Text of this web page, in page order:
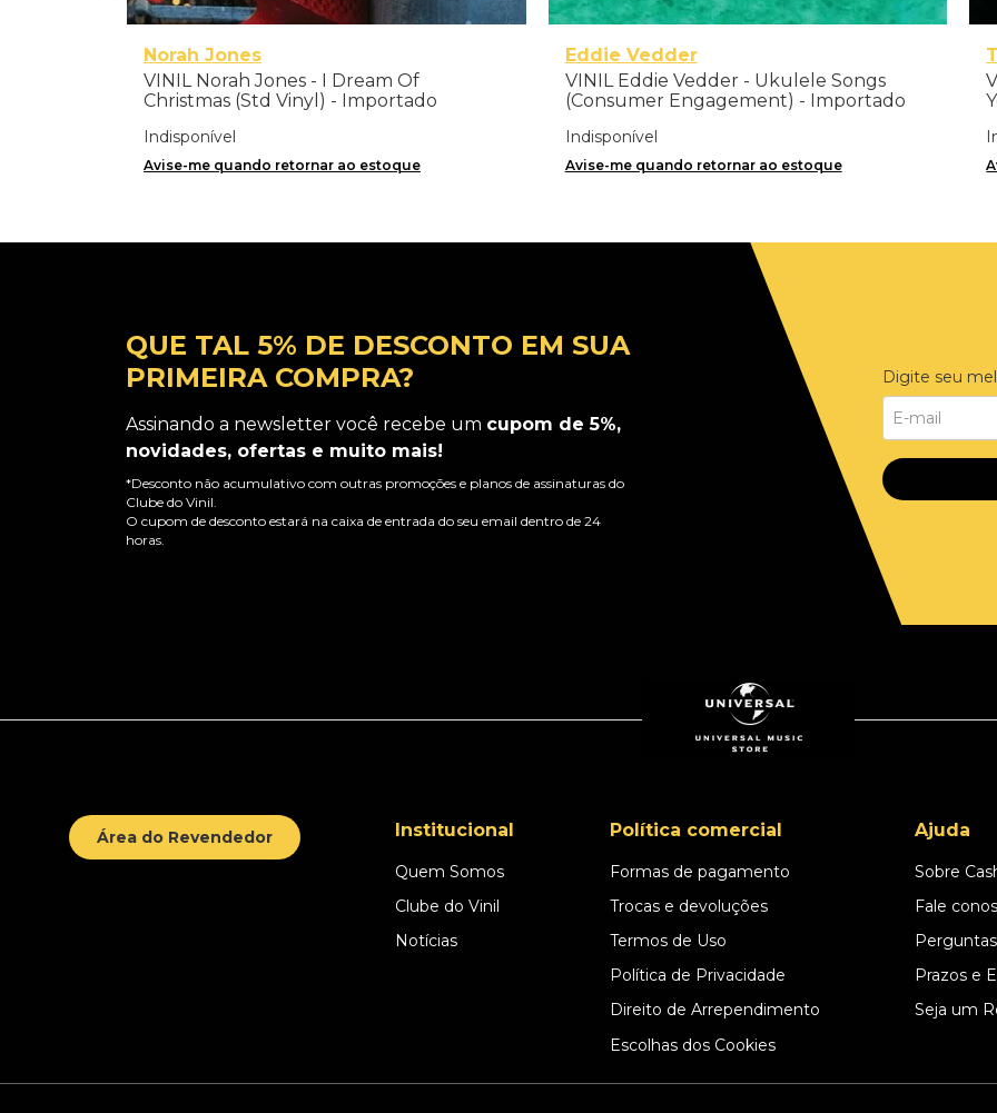
Norah Jones
VINIL Norah Jones - I Dream Of
Christmas (Std Vinyl) - Importado
Indisponível
Avise-me quando retornar ao estoque
Eddie Vedder
VINIL Eddie Vedder - Ukulele Songs
(Consumer Engagement) - Importado
Indisponível
Avise-me quando retornar ao estoque
QUE TAL 5% DE DESCONTO EM SUA
PRIMEIRA COMPRA?
Assinando a newsletter você recebe um cupom de 5%,
novidades, ofertas e muito mais!
*Desconto não acumulativo com outras promoções e planos de assinaturas do
Clube do Vinil.
O cupom de desconto estará na caixa de entrada do seu email dentro de 24
horas.
Digite seu
Área do Revendedor Institucional
Quem Somos
Clube do Vinil
Notícias
Política comercial
Formas de pagamento
Trocas e devoluções
Termos de Uso
Política de Privacidade
Direito de Arrependimento
Escolhas dos Cookies
Ajuda
Sobre
Fale
Prazos e
Seja um